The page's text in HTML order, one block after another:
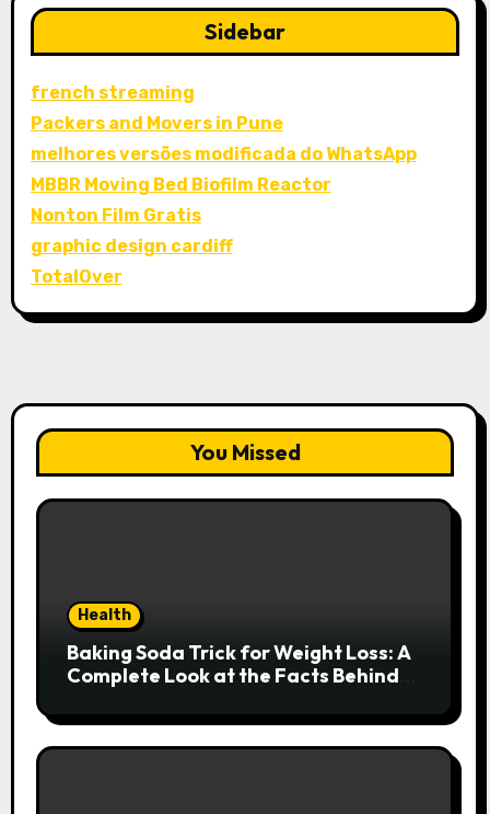
Sidebar
french streaming
Packers and Movers in Pune
melhores versões modificada do WhatsApp
MBBR Moving Bed Biofilm Reactor
Nonton Film Gratis
graphic design cardiff
TotalOver
You Missed
Health
Baking Soda Trick for Weight Loss: A
Complete Look at the Facts Behind